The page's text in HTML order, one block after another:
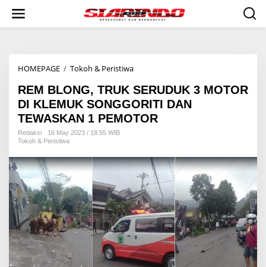
i
HOMEPAGE / Tokoh & Peristiwa
M
B
L
O
T
R
K
S
E
R
U
D
U
REM BLONG, TRUK SERUDUK 3 MOTOR
DI KLEMUK SONGGORITI DAN
TEWASKAN 1 PEMOTOR
Redaksi
16 May 2023 / 18:55 WIB
Tokoh & Peristiwa